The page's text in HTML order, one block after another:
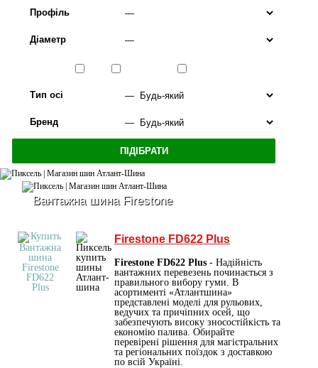
Профіль
Діаметр
Тип осі
Бренд
Вантажна шина Firestone
Firestone FD622 Plus
Firestone FD622 Plus - Надійність
вантажних перевезень починається з
правильного вибору гуми. В
асортименті «Атлантшина»
представлені моделі для рульових,
ведучих та причіпних осей, що
забезпечують високу зносостійкість та
економію палива. Обирайте
перевірені рішення для магістральних
та регіональних поїздок з доставкою
по всій Україні.